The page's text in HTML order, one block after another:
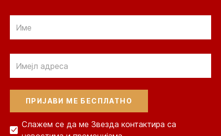
Слажем се да ме Звезда контактира са